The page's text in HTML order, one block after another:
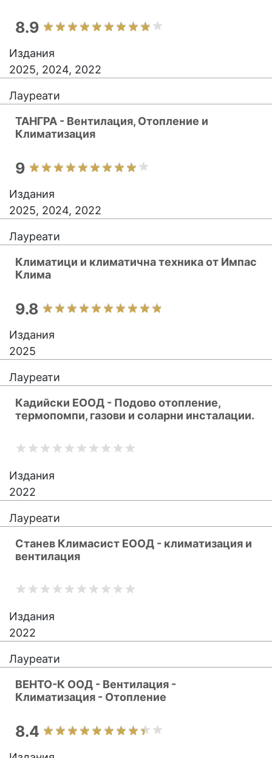
8.9
Издания
2025, 2024, 2022
Лауреати
ТАНГРА - Вентилация, Отопление и
Климатизация
9
Издания
2025, 2024, 2022
Лауреати
Климатици и климатична техника от Импас
Клима
9.8
Издания
2025
Лауреати
Кадийски ЕООД - Подово отопление,
термопомпи, газови и соларни инсталации.
Издания
2022
Лауреати
Станев Климасист ЕООД - климатизация и
вентилация
Издания
2022
Лауреати
ВЕНТО-К ООД - Вентилация -
Климатизация - Отопление
8.4